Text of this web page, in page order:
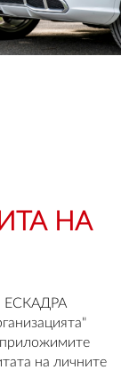
НА
ЕСКАДРА
приложимите
на личните